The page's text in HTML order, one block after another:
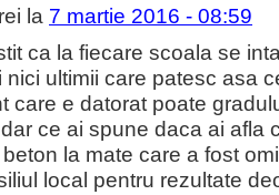
la 7 martie 2016 - 08:59
ca la fiecare scoala se
nici ultimii care patesc asa
care e datorat poate
ce ai spune daca ai afla
la mate care a fost
local pentru rezultate